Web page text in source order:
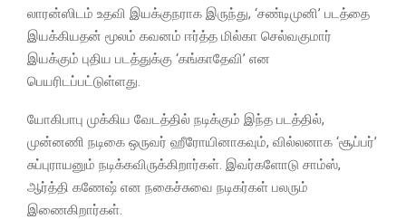
லாரன்ஸிடம் உதவி இயக்குநராக இருந்து, ‘சண்டிமுனி’ படத்தை
இயக்கியதன் மூலம் கவனம் ஈர்த்த மில்கா செல்வகுமார்
இயக்கும் புதிய படத்துக்கு ‘கங்காதேவி’ என
பெயரிடப்பட்டுள்ளது.
யோகிபாபு முக்கிய வேடத்தில் நடிக்கும் இந்த படத்தில்,
முன்னணி நடிகை ஒருவர் ஹீரோயினாகவும், வில்லனாக ‘சூப்பர்’
சுப்புராயனும் நடிக்கவிருக்கிறார்கள். இவர்களோடு சாம்ஸ்,
ஆர்த்தி கணேஷ் என நகைச்சுவை நடிகர்கள் பலரும்
இணைகிறார்கள்.